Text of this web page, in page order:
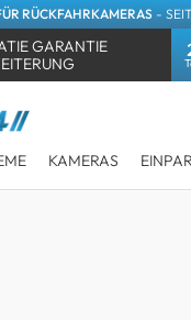
RÜCKFAHRKAMERAS -
GARANTIE
KAMERAS